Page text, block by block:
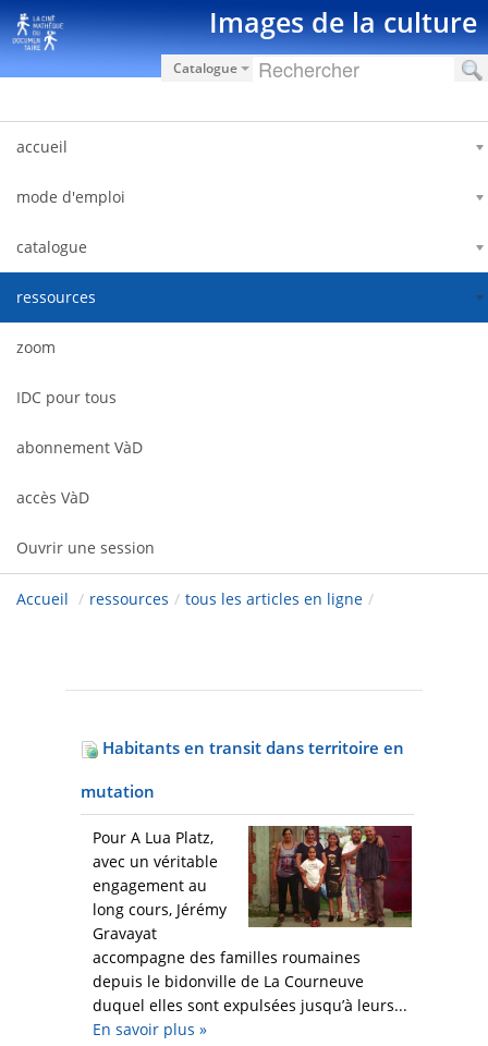
Saut au contenu Images de la culture
Catalogue
accueil
mode d'emploi
catalogue
ressources
zoom
IDC pour tous
abonnement VàD
accès VàD
Ouvrir une session
Accueil / ressources / tous les articles en ligne /
Habitants en transit dans territoire en
mutation
Pour A Lua Platz,
avec un véritable
engagement au
long cours, Jérémy
Gravayat
accompagne des familles roumaines
depuis le bidonville de La Courneuve
duquel elles sont expulsées jusqu’à leurs...
En savoir plus »